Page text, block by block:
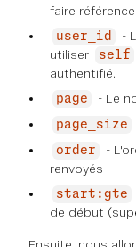
faire
user_id
-
utiliser
self
authentifié.
page - Le
page_size
order
-
renvoyés
start:gte
de début